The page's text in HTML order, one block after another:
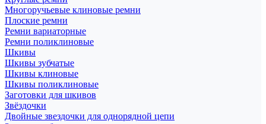
Многоручьевые клиновые ремни
Плоские ремни
Ремни вариаторные
Ремни поликлиновые
Шкивы
Шкивы зубчатые
Шкивы клиновые
Шкивы поликлиновые
Заготовки для шкивов
Звёздочки
Двойные звездочки для однорядной цепи